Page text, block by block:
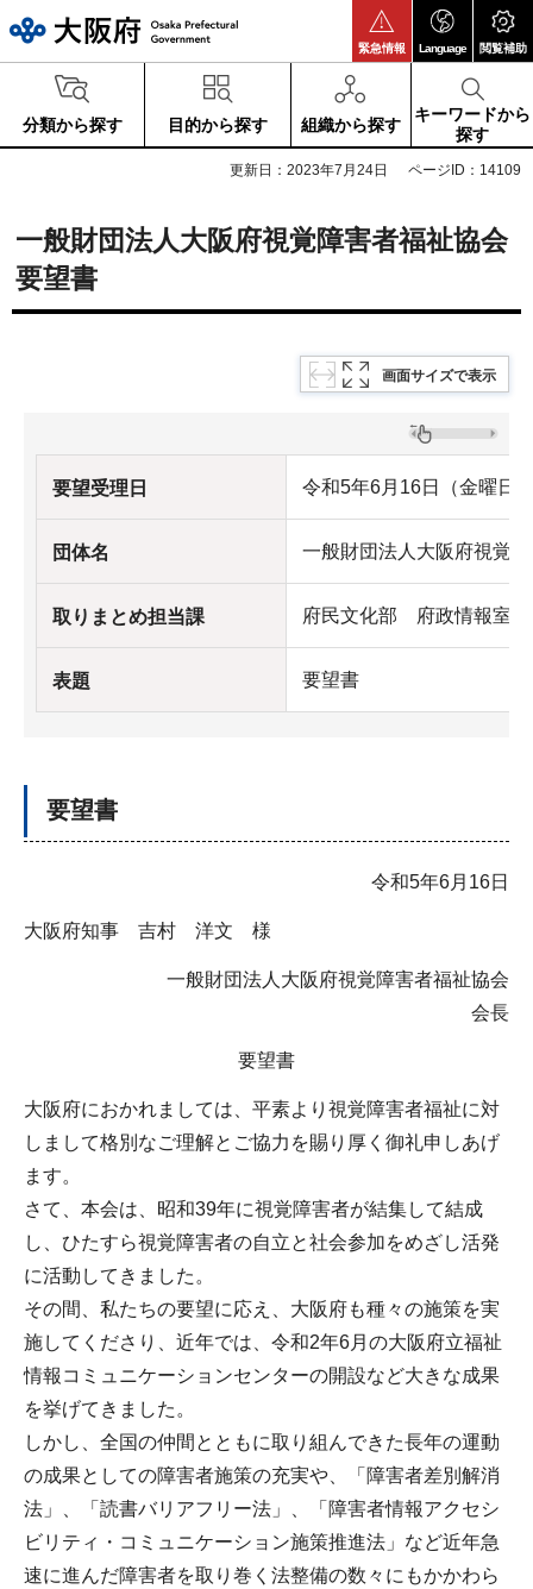
緊急情報 Language 閲覧補助
分類から探す 目的から探す 組織から探す
キーワードから
探す
更新日：2023年7月24日 ページID：14109
一般財団法人大阪府視覚障害者福祉協会
要望書
画面サイズで表示
要望受理日 令和5年6月16日（金曜日
団体名 一般財団法人大阪府視覚
取りまとめ担当課 府民文化部 府政情報室
表題 要望書
要望書
令和5年6月16日
大阪府知事 吉村 洋文 様
一般財団法人大阪府視覚障害者福祉協会
会長
要望書
大阪府におかれましては、平素より視覚障害者福祉に対
しまして格別なご理解とご協力を賜り厚く御礼申しあげ
ます。
さて、本会は、昭和39年に視覚障害者が結集して結成
し、ひたすら視覚障害者の自立と社会参加をめざし活発
に活動してきました。
その間、私たちの要望に応え、大阪府も種々の施策を実
施してくださり、近年では、令和2年6月の大阪府立福祉
情報コミュニケーションセンターの開設など大きな成果
を挙げてきました。
しかし、全国の仲間とともに取り組んできた長年の運動
の成果としての障害者施策の充実や、「障害者差別解消
法」、「読書バリアフリー法」、「障害者情報アクセシ
ビリティ・コミュニケーション施策推進法」など近年急
速に進んだ障害者を取り巻く法整備の数々にもかかわら